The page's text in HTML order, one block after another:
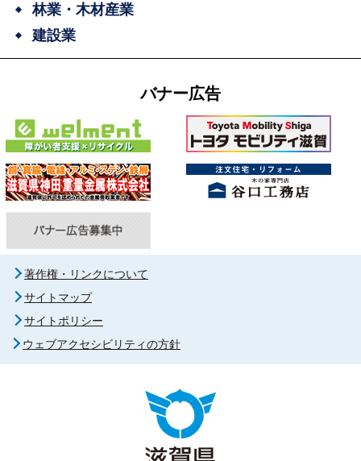
林業・木材産業
建設業
バナー広告
著作権・リンクについて
サイトマップ
サイトポリシー
ウェブアクセシビリティの方針